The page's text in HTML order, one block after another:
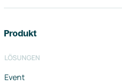
Produkt
LÖSUNGEN
Event